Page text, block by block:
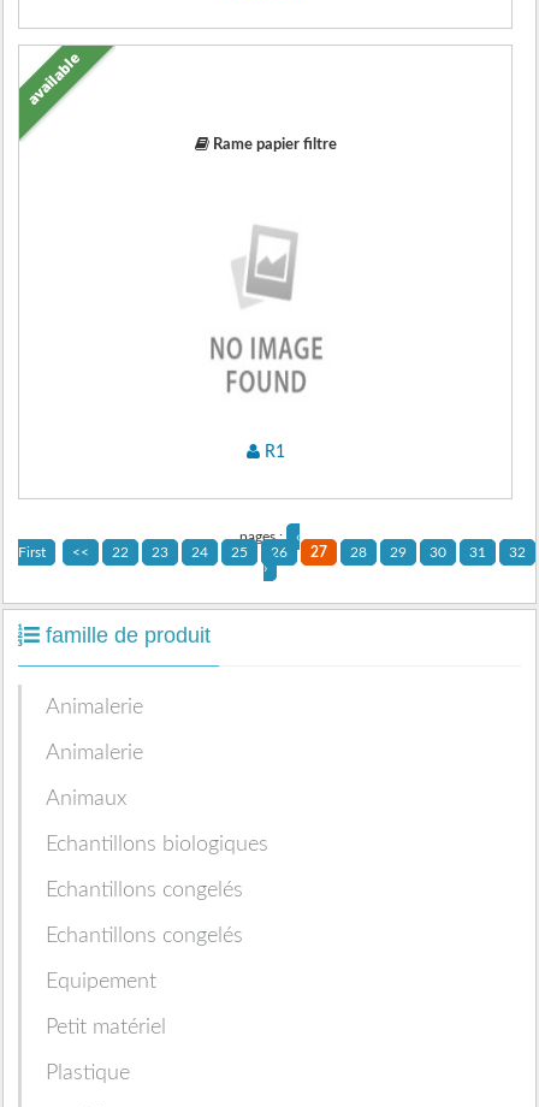
Rame papier filtre
available
R1
pages :
‹
First
<< 22 23 24 25 26 27 28 29 30 31
32
›
famille de produit
Animalerie
Animalerie
Animaux
Echantillons biologiques
Echantillons congelés
Echantillons congelés
Equipement
Petit matériel
Plastique